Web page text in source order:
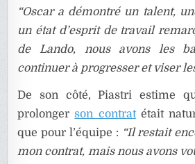
“Oscar a démontré un talent,
un état d’esprit de travail
de Lando, nous avons les
continuer à progresser et viser
De son côté, Piastri estime
prolongerson contratétait
que pour l’équipe : “Il restait
mon contrat, mais nous avons